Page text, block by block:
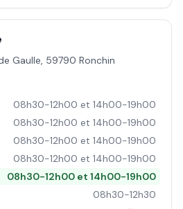
Gaulle, 59790 Ronchin
08h30-12h00 et 14h00-19h00
08h30-12h00 et 14h00-19h00
08h30-12h00 et 14h00-19h00
08h30-12h00 et 14h00-19h00
08h30-12h00 et 14h00-19h00
08h30-12h30